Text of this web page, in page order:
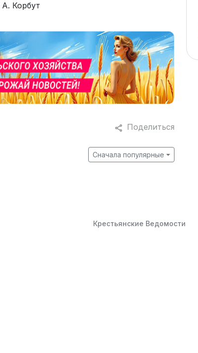
А. Корбут
Поделиться
Сначала популярные
Крестьянские Ведомости